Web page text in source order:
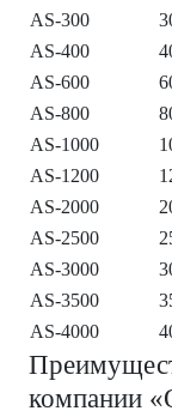
AS-300
AS-400
AS-600
AS-800
AS-1000
AS-1200
AS-2000
AS-2500
AS-3000
AS-3500
AS-4000
компании